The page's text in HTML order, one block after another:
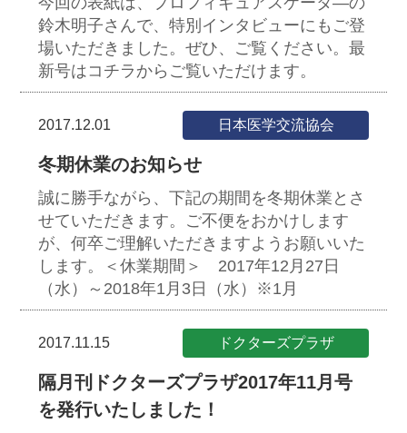
鈴木明子さんで、特別インタビューにもご登
場いただきました。ぜひ、ご覧ください。最
新号はコチラからご覧いただけます。
2017.12.01 日本医学交流協会
冬期休業のお知らせ
誠に勝手ながら、下記の期間を冬期休業とさ
せていただきます。ご不便をおかけします
が、何卒ご理解いただきますようお願いいた
します。＜休業期間＞ 2017年12月27日
（水）～2018年1月3日（水）※1月
2017.11.15 ドクターズプラザ
隔月刊ドクターズプラザ2017年11月号
を発行いたしました！